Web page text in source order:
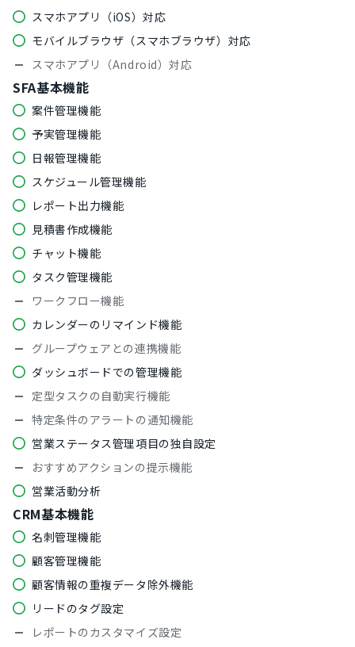
スマホアプリ（iOS）対応
モバイルブラウザ（スマホブラウザ）対応
スマホアプリ（Android）対応
SFA基本機能
案件管理機能
予実管理機能
日報管理機能
スケジュール管理機能
レポート出力機能
見積書作成機能
チャット機能
タスク管理機能
ワークフロー機能
カレンダーのリマインド機能
グループウェアとの連携機能
ダッシュボードでの管理機能
定型タスクの自動実行機能
特定条件のアラートの通知機能
営業ステータス管理項目の独自設定
おすすめアクションの提示機能
営業活動分析
CRM基本機能
名刺管理機能
顧客管理機能
顧客情報の重複データ除外機能
リードのタグ設定
レポートのカスタマイズ設定